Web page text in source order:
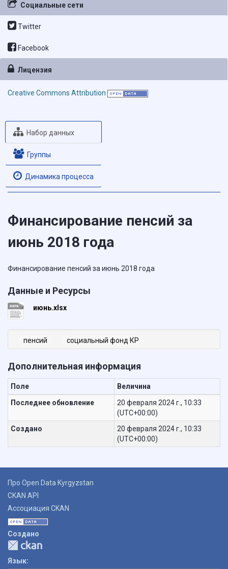
Социальные сети
Twitter
Facebook
Лицензия
Creative Commons Attribution
Набор данных
Группы
Динамика процесса
Финансирование пенсий за
июнь 2018 года
Финансирование пенсий за июнь 2018 года
Данные и Ресурсы
июнь.xlsx
пенсий социальный фонд КР
Дополнительная информация
Поле
Величина
Последнее обновление
20 февраля 2024 г., 10:33
(UTC+00:00)
Создано
20 февраля 2024 г., 10:33
(UTC+00:00)
Про Open Data Kyrgyzstan
CKAN API
Ассоциация CKAN
Создано
Язык